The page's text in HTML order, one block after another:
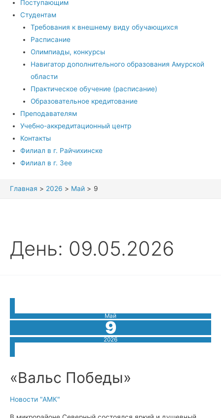
Поступающим
Студентам
Требования к внешнему виду обучающихся
Расписание
Олимпиады, конкурсы
Навигатор дополнительного образования Амурской
области
Практическое обучение (расписание)
Образовательное кредитование
Преподавателям
Учебно-аккредитационный центр
Контакты
Филиал в г. Райчихинске
Филиал в г. Зее
Главная 2026 Май 9
День: 09.05.2026
Май
9
2026
«Вальс Победы»
Новости "АМК"